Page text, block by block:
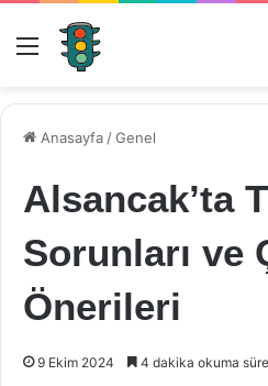
Menü
Anasayfa /Genel
Alsancak’ta
Sorunları ve
Önerileri
9 Ekim 2024 4 dakika okuma